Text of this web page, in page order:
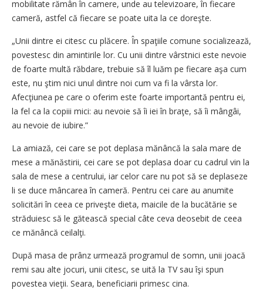
mobilitate rămân în camere, unde au televizoare, în fiecare
cameră, astfel că fiecare se poate uita la ce doreşte.
„Unii dintre ei citesc cu plăcere. În spaţiile comune socializează,
povestesc din amintirile lor. Cu unii dintre vârstnici este nevoie
de foarte multă răbdare, trebuie să îl luăm pe fiecare aşa cum
este, nu ştim nici unul dintre noi cum va fi la vârsta lor.
Afecţiunea pe care o oferim este foarte importantă pentru ei,
la fel ca la copiii mici: au nevoie să îi iei în braţe, să îi mângâi,
au nevoie de iubire.”
La amiază, cei care se pot deplasa mănâncă la sala mare de
mese a mănăstirii, cei care se pot deplasa doar cu cadrul vin la
sala de mese a centrului, iar celor care nu pot să se deplaseze
li se duce mâncarea în cameră. Pentru cei care au anumite
solicitări în ceea ce priveşte dieta, maicile de la bucătărie se
străduiesc să le gătească special câte ceva deosebit de ceea
ce mănâncă ceilalţi.
După masa de prânz urmează programul de somn, unii joacă
remi sau alte jocuri, unii citesc, se uită la TV sau îşi spun
povestea vieţii. Seara, beneficiarii primesc cina.